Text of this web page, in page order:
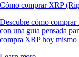
Cómo comprar XRP
Descubre cómo
con una guía pensada
compra XRP hoy mismo